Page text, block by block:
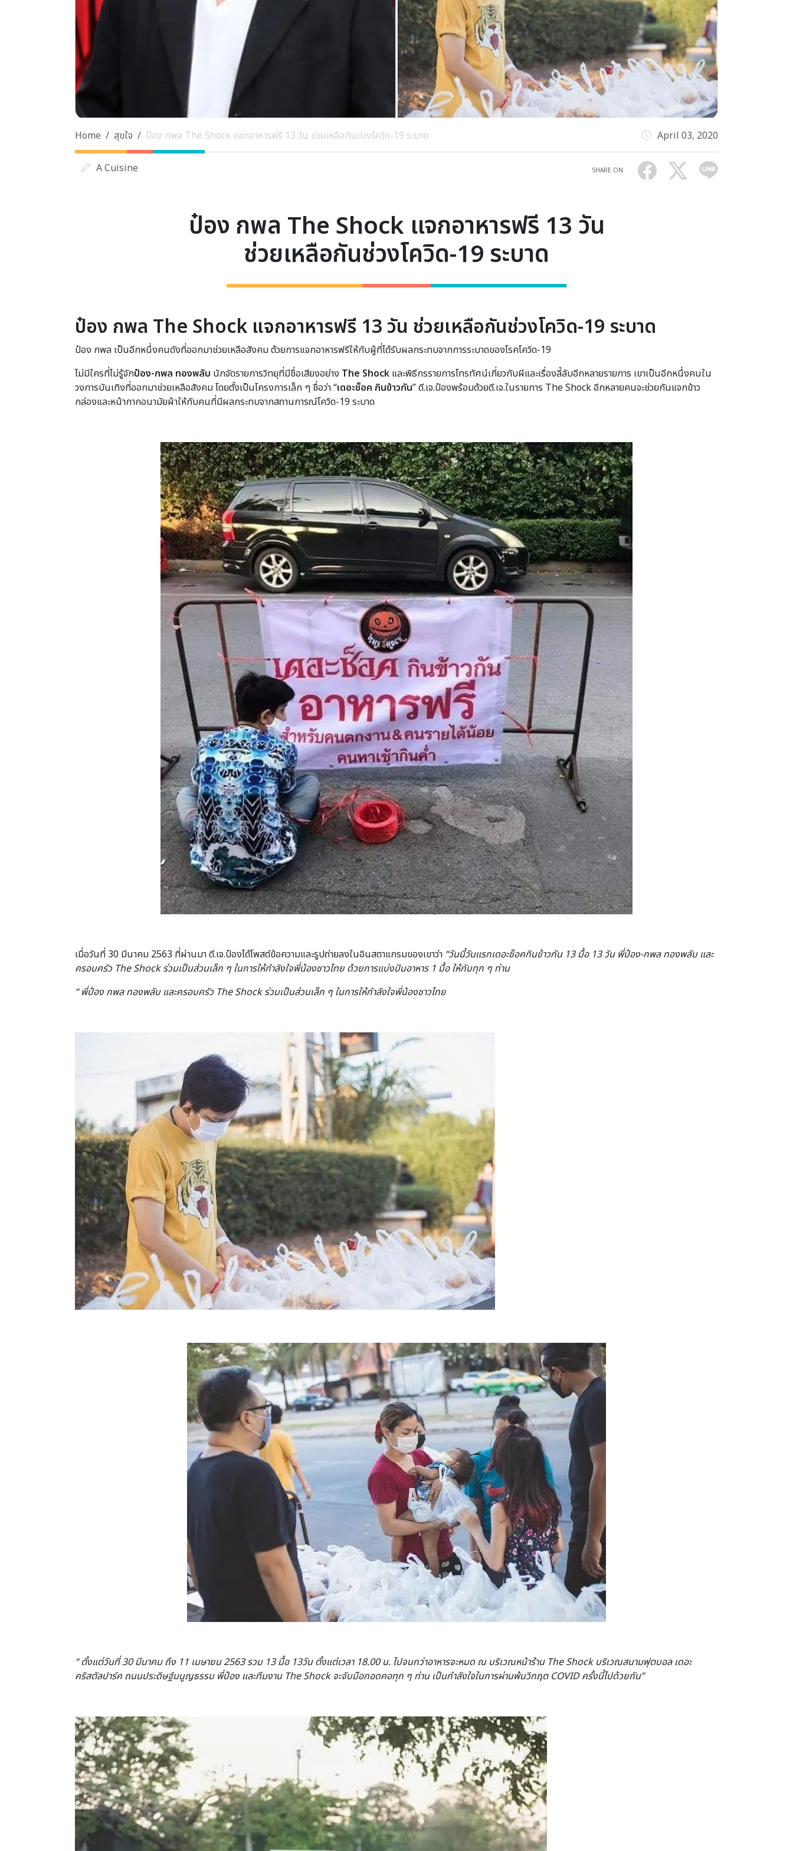
Home สุขใจ ป๋อง กพล The Shock แจกอาหารฟรี 13 วัน ช่วยเหลือกันช่วงโควิด-19 ระบาด April 03, 2020
A Cuisine SHARE ON
ป๋อง กพล The Shock แจกอาหารฟรี 13 วัน
ช่วยเหลือกันช่วงโควิด-19 ระบาด
ป๋อง กพล The Shock แจกอาหารฟรี 13 วัน ช่วยเหลือกันช่วงโควิด-19 ระบาด
ป๋อง กพล เป็นอีกหนึ่งคนดังที่ออกมาช่วยเหลือสังคม ด้วยการแจกอาหารฟรีให้กับผู้ที่ได้รับผลกระทบจากการระบาดของโรคโควิด-19
ไม่มีใครที่ไม่รู้จักป๋อง-กพล ทองพลับ นักจัดรายการวิทยุที่มีชื่อเสียงอย่าง The Shock และพิธีกรรายการโทรทัศน์เกี่ยวกับผีและเรื่องลี้ลับอีกหลายรายการ เขาเป็นอีกหนึ่งคนใน
วงการบันเทิงที่ออกมาช่วยเหลือสังคม โดยตั้งเป็นโครงการเล็ก ๆ ชื่อว่า “เดอะช็อค กินข้าวกัน” ดี.เจ.ป๋องพร้อมด้วยดี.เจ.ในรายการ The Shock อีกหลายคนจะช่วยกันแจกข้าว
กล่องและหน้ากากอนามัยผ้าให้กับคนที่มีผลกระทบจากสถานการณ์โควิด-19 ระบาด
เมื่อวันที่ 30 มีนาคม 2563 ที่ผ่านมา ดี.เจ.ป๋องได้โพสต์ข้อความและรูปถ่ายลงในอินสตาแกรมของเขาว่า “วันนี้วันแรกเดอะช็อคกินข้าวกัน 13 มื้อ 13 วัน พี่ป๋อง-กพล ทองพลับ และ
ครอบครัว The Shockร่วมเป็นส่วนเล็ก ๆ ในการให้กำลังใจพี่น้องชาวไทย ด้วยการแบ่งปันอาหาร 1 มื้อ ให้กับทุก ๆ ท่าน
“พี่ป๋อง กพล ทองพลับ และครอบครัว The Shockร่วมเป็นส่วนเล็ก ๆ ในการให้กำลังใจพี่น้องชาวไทย
“ ตั้งแต่วันที่ 30 มีนาคม ถึง 11 เมษายน 2563 รวม 13 มื้อ 13วัน ตั้งแต่เวลา 18.00 น. ไปจนกว่าอาหารจะหมด ณ บริเวณหน้าร้าน The Shock บริเวณสนามฟุตบอล เดอะ
คริสตัลปาร์ค ถนนประดิษฐ์มนูญธรรม พี่ป๋อง และทีมงาน The Shock จะจับมือกอดคอทุก ๆ ท่าน เป็นกำลังใจในการผ่านพ้นวิกฤต COVIDครั้งนี้ไปด้วยกัน”